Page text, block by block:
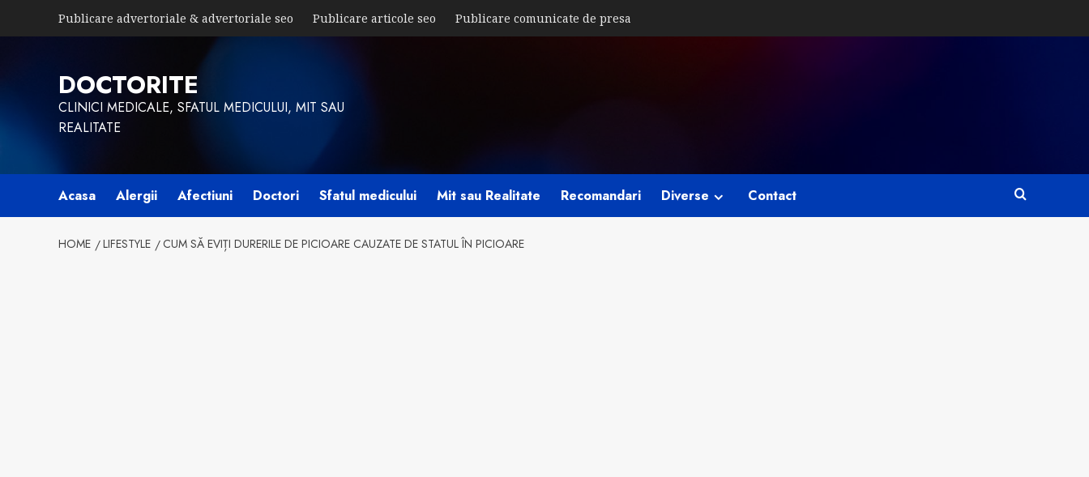
Publicare advertoriale & advertoriale seo Publicare articole seo Publicare comunicate de presa
DOCTORITE
CLINICI MEDICALE, SFATUL MEDICULUI, MIT SAU
REALITATE
Acasa Alergii Afectiuni Doctori Sfatul medicului Mit sau Realitate Recomandari Diverse Contact
HOME LIFESTYLE CUM SĂ EVIȚI DURERILE DE PICIOARE CAUZATE DE STATUL ÎN PICIOARE